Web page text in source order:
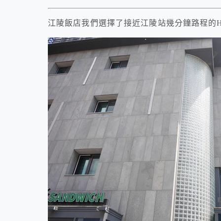
江陵飯店我們選擇了接近江陵站幾分鐘路程的